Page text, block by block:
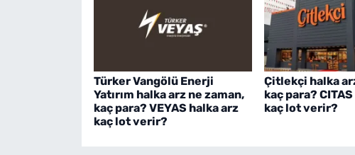
Türker Vangölü Enerji
Yatırım halka arz ne zaman,
kaç para? VEYAS halka arz
kaç lot verir?
Çitlekçi halka
kaç para?
kaç lot verir?